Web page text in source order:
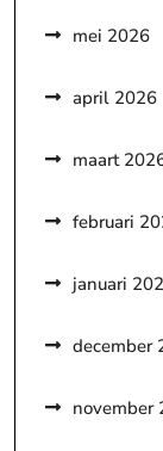
mei 2026
april 2026
maart
februari
januari
december
november